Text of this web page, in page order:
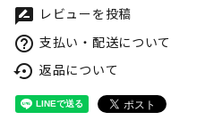
rate_review レビューを投稿
help_outline 支払い・配送について
settings_backup_restore 返品について